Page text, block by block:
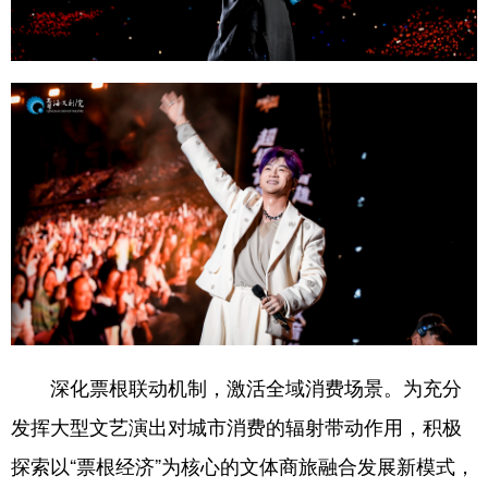
深化票根联动机制，激活全域消费场景。为充分
发挥大型文艺演出对城市消费的辐射带动作用，积极
探索以“票根经济”为核心的文体商旅融合发展新模式，